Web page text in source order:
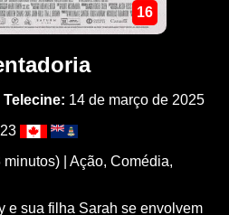
16
14 de março de 2025
| Ação, Comédia,
e sua filha Sarah se envolvem